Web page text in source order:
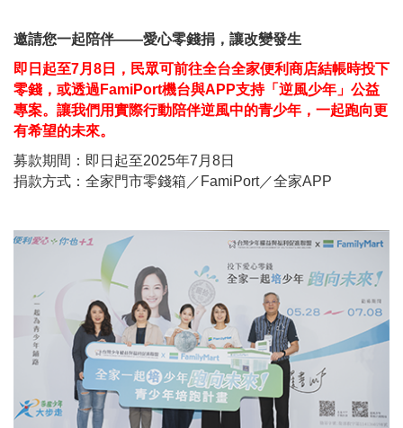
邀請您一起陪伴——愛心零錢捐，讓改變發生
即日起至7月8日，民眾可前往全台全家便利商店結帳時投下
零錢，或透過FamiPort機台與APP支持「逆風少年」公益
專案。讓我們用實際行動陪伴逆風中的青少年，一起跑向更
有希望的未來。
募款期間：即日起至2025年7月8日
捐款方式：全家門市零錢箱／FamiPort／全家APP